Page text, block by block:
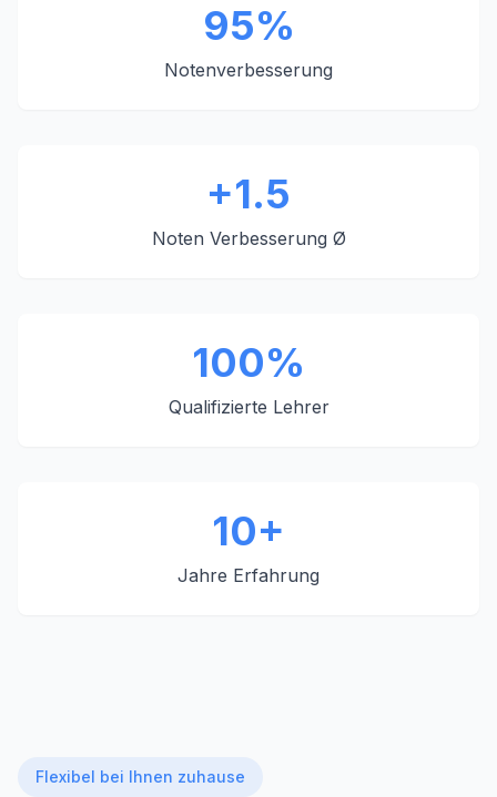
95%
Notenverbesserung
+1.5
Noten Verbesserung Ø
100%
Qualifizierte Lehrer
10+
Jahre Erfahrung
Flexibel bei Ihnen zuhause